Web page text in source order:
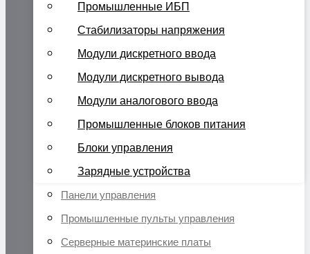
Промышленные ИБП
Стабилизаторы напряжения
Модули дискретного ввода
Модули дискретного вывода
Модули аналогового ввода
Промышленные блоков питания
Блоки управления
Зарядные устройства
Панели управления
Промышленные пульты управления
Серверные материнские платы